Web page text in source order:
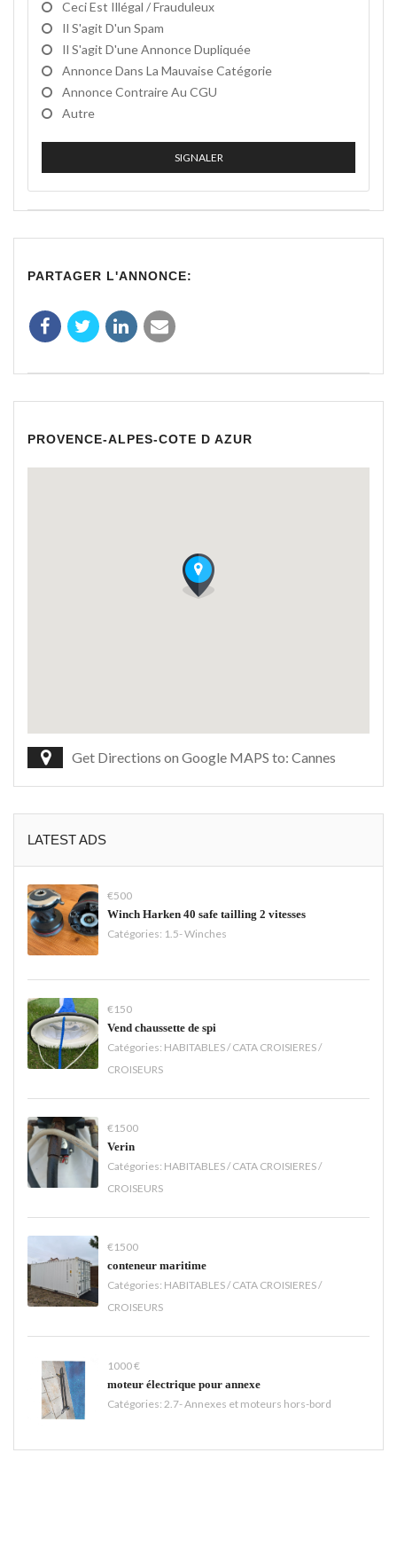
Ceci Est Illégal / Frauduleux
Il S'agit D'un Spam
Il S'agit D'une Annonce Dupliquée
Annonce Dans La Mauvaise Catégorie
Annonce Contraire Au CGU
Autre
SIGNALER
PARTAGER L'ANNONCE:
PROVENCE-ALPES-COTE D AZUR
Get Directions on Google MAPS to: Cannes
LATEST ADS
€500
Winch Harken 40 safe tailling 2 vitesses
Catégories: 1.5- Winches
€150
Vend chaussette de spi
Catégories: HABITABLES / CATA CROISIERES /
CROISEURS
€1500
Verin
Catégories: HABITABLES / CATA CROISIERES /
CROISEURS
€1500
conteneur maritime
Catégories: HABITABLES / CATA CROISIERES /
CROISEURS
1000 €
moteur électrique pour annexe
Catégories: 2.7- Annexes et moteurs hors-bord